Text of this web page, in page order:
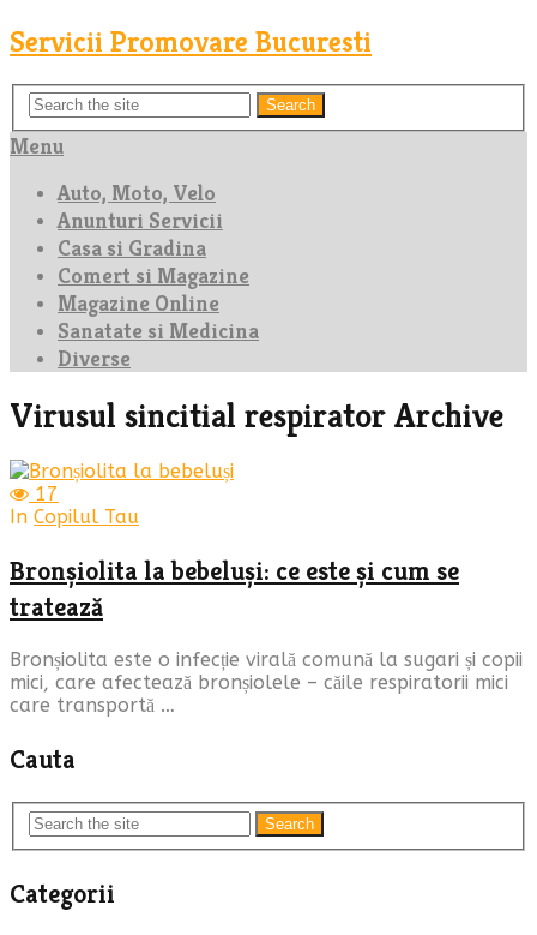
Servicii Promovare Bucuresti
Search
Menu
Auto, Moto, Velo
Anunturi Servicii
Casa si Gradina
Comert si Magazine
Magazine Online
Sanatate si Medicina
Diverse
Virusul sincitial respirator Archive
17
In Copilul Tau
Bronșiolita la bebeluși: ce este și cum se
tratează
Bronșiolita este o infecție virală comună la sugari și copii
mici, care afectează bronșiolele – căile respiratorii mici
care transportă …
Cauta
Search
Categorii